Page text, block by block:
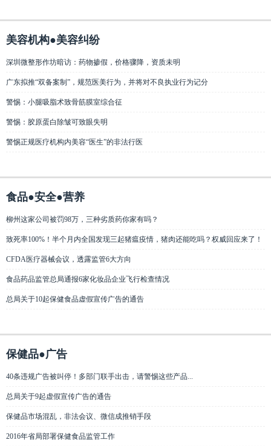
美容机构●美容纠纷
深圳微整形作坊暗访：药物掺假，价格骤降，资质未明
广东拟推“双备案制”，规范医美行为，并将对不良执业行为记分
警惕：小腿吸脂术致骨筋膜室综合征
警惕：胶原蛋白除皱可致眼失明
警惕正规医疗机构内美容“医生”的非法行医
食品●安全●营养
柳州这家公司被罚98万，三种劣质药你家有吗？
致死率100%！半个月内全国发现三起猪瘟疫情，猪肉还能吃吗？权威回应来了！
CFDA医疗器械会议，透露监管6大方向
食品药品监管总局通报6家化妆品企业飞行检查情况
总局关于10起保健食品虚假宣传广告的通告
保健品●广告
40条违规广告被叫停！多部门联手出击，请警惕这些产品...
总局关于9起虚假宣传广告的通告
保健品市场混乱，非法会议、微信成推销手段
2016年省局部署保健食品监管工作